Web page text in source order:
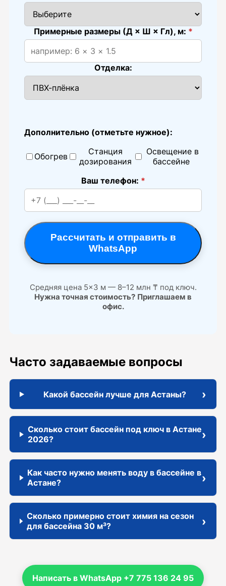
Примерные размеры (Д × Ш × Гл), м: *
Отделка:
Дополнительно (отметьте нужное):
Обогрев
Станция
дозирования
Освещение в
бассейне
Ваш телефон: *
Рассчитать и отправить в
WhatsApp
Средняя цена 5×3 м — 8–12 млн ₸ под ключ.
Нужна точная стоимость? Приглашаем в
офис.
Часто задаваемые вопросы
Какой бассейн лучше для Астаны? ›
Сколько стоит бассейн под ключ в Астане
2026?
›
Как часто нужно менять воду в бассейне в
Астане?
›
Сколько примерно стоит химия на сезон
для бассейна 30 м³?
›
Написать в WhatsApp +7 775 136 24 95